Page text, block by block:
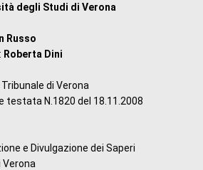
degli Studi di Verona
Russo
Roberta Dini
di Verona
testata N.1820 del 18.11.2008
e Divulgazione dei Saperi
Verona